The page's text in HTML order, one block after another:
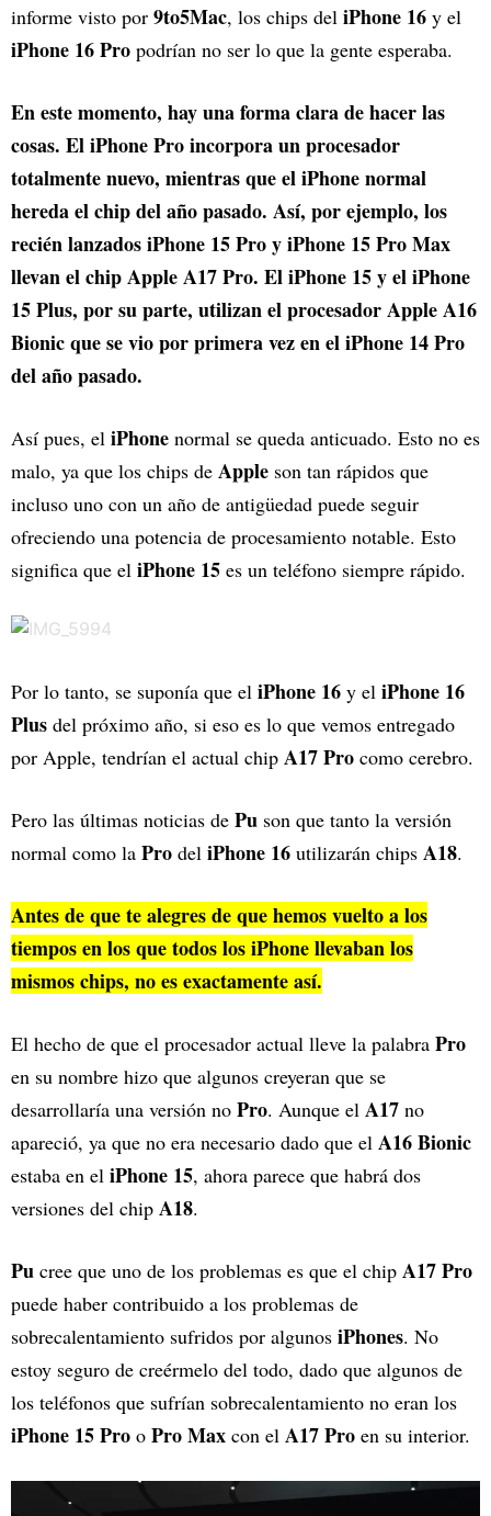
informe visto por 9to5Mac, los chips del iPhone 16 y el
iPhone 16 Pro podrían no ser lo que la gente esperaba.
En este momento, hay una forma clara de hacer las
cosas. El iPhone Pro incorpora un procesador
totalmente nuevo, mientras que el iPhone normal
hereda el chip del año pasado. Así, por ejemplo, los
recién lanzados iPhone 15 Pro y iPhone 15 Pro Max
llevan el chip Apple A17 Pro. El iPhone 15 y el iPhone
15 Plus, por su parte, utilizan el procesador Apple A16
Bionic que se vio por primera vez en el iPhone 14 Pro
del año pasado.
Así pues, el iPhone normal se queda anticuado. Esto no es
malo, ya que los chips de Apple son tan rápidos que
incluso uno con un año de antigüedad puede seguir
ofreciendo una potencia de procesamiento notable. Esto
significa que el iPhone 15 es un teléfono siempre rápido.
Por lo tanto, se suponía que el iPhone 16 y el iPhone 16
Plus del próximo año, si eso es lo que vemos entregado
por Apple, tendrían el actual chip A17 Pro como cerebro.
Pero las últimas noticias de Pu son que tanto la versión
normal como la Pro del iPhone 16 utilizarán chips A18.
Antes de que te alegres de que hemos vuelto a los
tiempos en los que todos los iPhone llevaban los
mismos chips, no es exactamente así.
El hecho de que el procesador actual lleve la palabra Pro
en su nombre hizo que algunos creyeran que se
desarrollaría una versión no Pro. Aunque el A17 no
apareció, ya que no era necesario dado que el A16 Bionic
estaba en el iPhone 15, ahora parece que habrá dos
versiones del chip A18.
Pu cree que uno de los problemas es que el chip A17 Pro
puede haber contribuido a los problemas de
sobrecalentamiento sufridos por algunos iPhones. No
estoy seguro de creérmelo del todo, dado que algunos de
los teléfonos que sufrían sobrecalentamiento no eran los
iPhone 15 Pro o Pro Max con el A17 Pro en su interior.